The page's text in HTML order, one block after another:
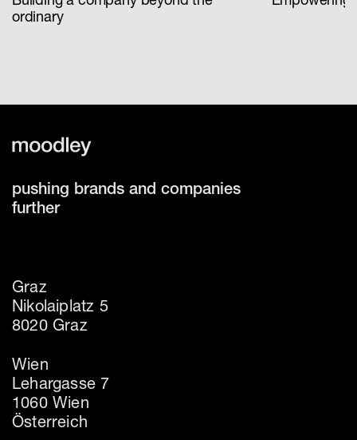
ordinary
pushing brands and companies
further
Graz
Nikolaiplatz 5
8020 Graz
Wien
Lehargasse 7
1060 Wien
Österreich